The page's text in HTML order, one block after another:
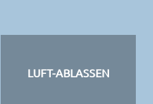
LUFT-ABLASSEN